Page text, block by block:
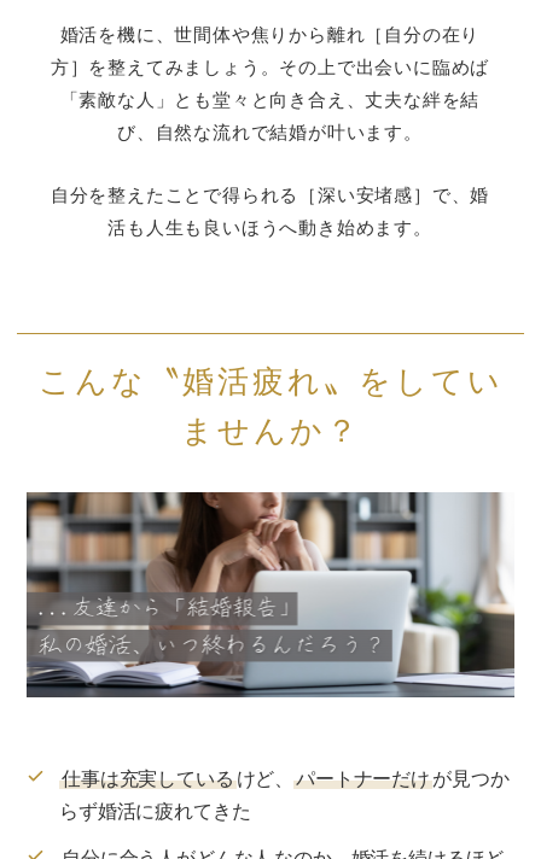
こんな〝婚活疲れ〟をしてい
ませんか？